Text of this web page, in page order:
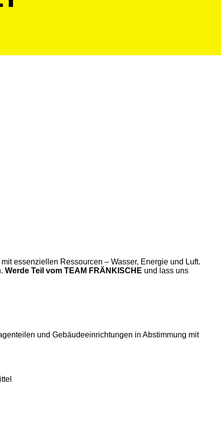
essenziellen Ressourcen – Wasser, Energie und Luft.
Werde Teil vom TEAM FRÄNKISCHE und lass uns
und Gebäudeeinrichtungen in Abstimmung mit